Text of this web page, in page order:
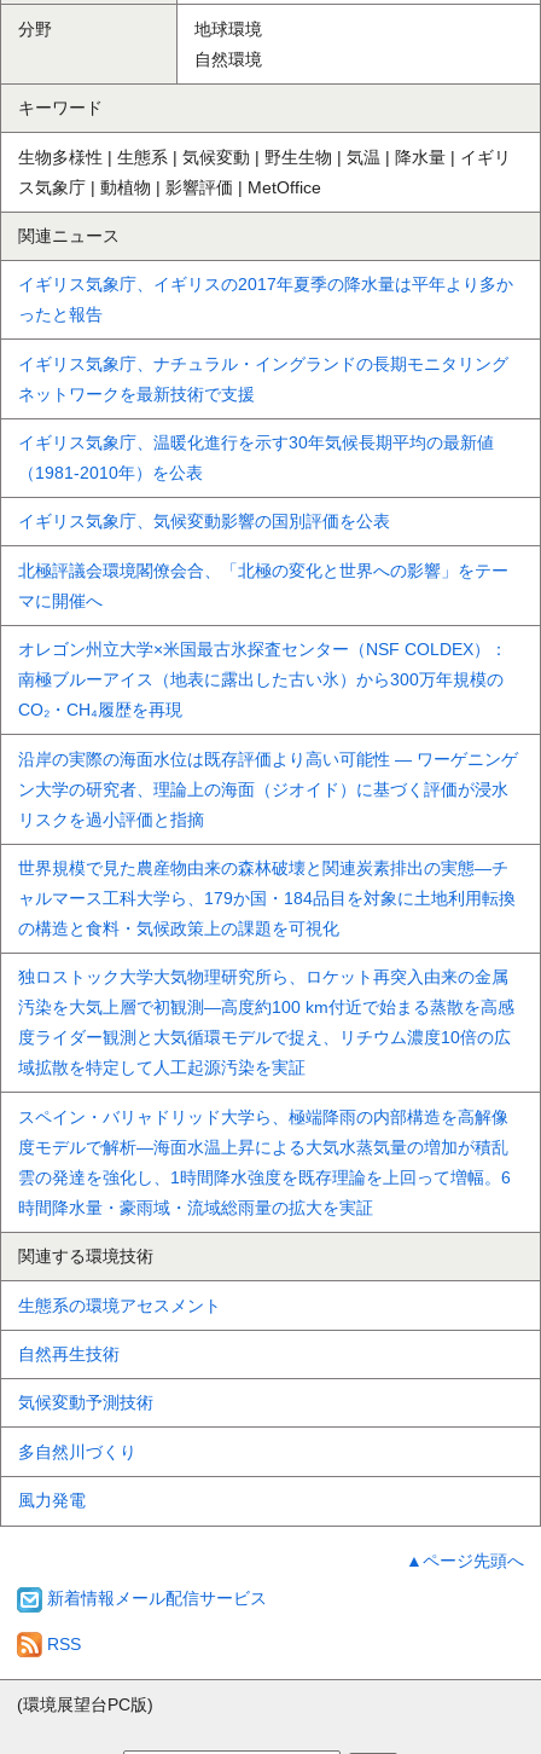
分野
地球環境
自然環境
キーワード
生物多様性 | 生態系 | 気候変動 | 野生生物 | 気温 | 降水量 | イギリ
ス気象庁 | 動植物 | 影響評価 | MetOffice
関連ニュース
イギリス気象庁、イギリスの2017年夏季の降水量は平年より多か
ったと報告
イギリス気象庁、ナチュラル・イングランドの長期モニタリング
ネットワークを最新技術で支援
イギリス気象庁、温暖化進行を示す30年気候長期平均の最新値
（1981-2010年）を公表
イギリス気象庁、気候変動影響の国別評価を公表
北極評議会環境閣僚会合、「北極の変化と世界への影響」をテー
マに開催へ
オレゴン州立大学×米国最古氷探査センター（NSF COLDEX）：
南極ブルーアイス（地表に露出した古い氷）から300万年規模の
CO₂・CH₄履歴を再現
沿岸の実際の海面水位は既存評価より高い可能性 ― ワーゲニンゲ
ン大学の研究者、理論上の海面（ジオイド）に基づく評価が浸水
リスクを過小評価と指摘
世界規模で見た農産物由来の森林破壊と関連炭素排出の実態―チ
ャルマース工科大学ら、179か国・184品目を対象に土地利用転換
の構造と食料・気候政策上の課題を可視化
独ロストック大学大気物理研究所ら、ロケット再突入由来の金属
汚染を大気上層で初観測―高度約100 km付近で始まる蒸散を高感
度ライダー観測と大気循環モデルで捉え、リチウム濃度10倍の広
域拡散を特定して人工起源汚染を実証
スペイン・バリャドリッド大学ら、極端降雨の内部構造を高解像
度モデルで解析―海面水温上昇による大気水蒸気量の増加が積乱
雲の発達を強化し、1時間降水強度を既存理論を上回って増幅。6
時間降水量・豪雨域・流域総雨量の拡大を実証
関連する環境技術
生態系の環境アセスメント
自然再生技術
気候変動予測技術
多自然川づくり
風力発電
▲ページ先頭へ
新着情報メール配信サービス
RSS
(環境展望台PC版)